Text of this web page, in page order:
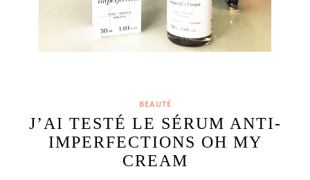
BEAUTÉ
J’AI TESTÉ LE SÉRUM ANTI-
IMPERFECTIONS OH MY
CREAM